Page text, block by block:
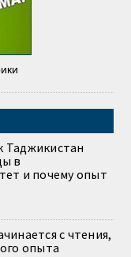
Таджикистан
в
и почему опыт
с чтения,
опыта